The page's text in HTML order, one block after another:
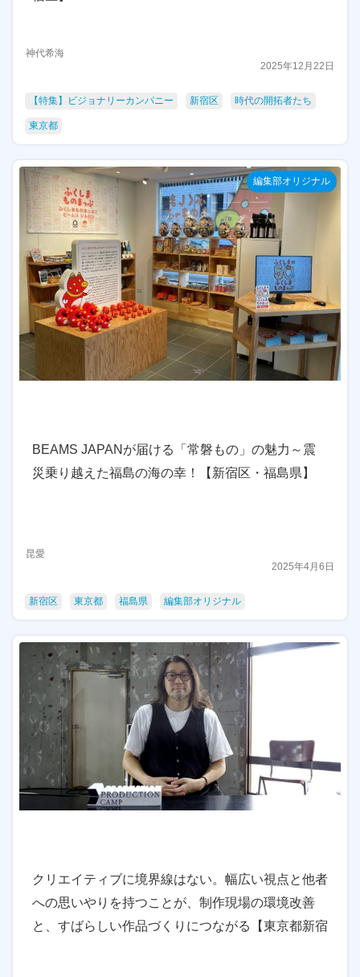
神代希海
2025年12月22日
【特集】ビジョナリーカンパニー 新宿区 時代の開拓者たち
東京都
編集部オリジナル
BEAMS JAPANが届ける「常磐もの」の魅力～震
災乗り越えた福島の海の幸！【新宿区・福島県】
昆愛
2025年4月6日
新宿区 東京都 福島県 編集部オリジナル
クリエイティブに境界線はない。幅広い視点と他者
への思いやりを持つことが、制作現場の環境改善
と、すばらしい作品づくりにつながる【東京都新宿